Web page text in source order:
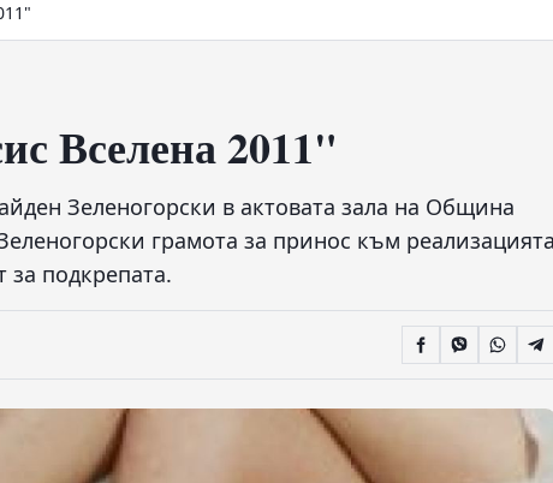
Вселена 2011"
Зеленогорски в актовата зала на Община
грамота за принос към
за подкрепата.